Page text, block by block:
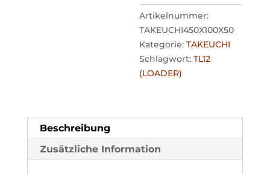
Artikelnummer:
TAKEUCHI450X100X50
Kategorie:TAKEUCHI
Schlagwort:TL12
(LOADER)
Beschreibung
Zusätzliche Information